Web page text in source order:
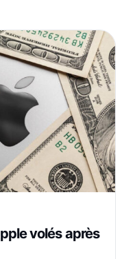
volés après